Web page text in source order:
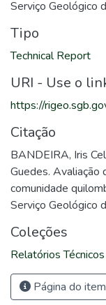
Serviço Geológico
Tipo
Technical Report
URI - Use o
https://
Citação
BANDEIRA, Iris
Guedes. Avaliação
comunidade
Serviço Geológico
Coleções
Relatórios Técnicos
Página do